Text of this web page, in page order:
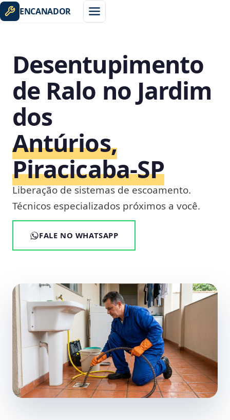
ENCANADOR
Desentupimento
de Ralo no Jardim
dos
Antúrios,
Piracicaba‑SP
Liberação de sistemas de escoamento.
Técnicos especializados próximos a você.
FALE NO WHATSAPP